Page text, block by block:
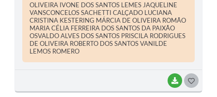
BAIXAR
OLIVEIRA IVONE DOS SANTOS LEMES JAQUELINE
VANSCONCELOS SACHETTI CALÇADO LUCIANA
CRISTINA KESTERING MÁRCIA DE OLIVEIRA ROMÃO
MARIA CÉLIA FERREIRA DOS SANTOS DA PAIXÃO
OSVALDO ALVES DOS SANTOS PRISCILA RODRIGUES
DE OLIVEIRA ROBERTO DOS SANTOS VANILDE
LEMOS ROMERO